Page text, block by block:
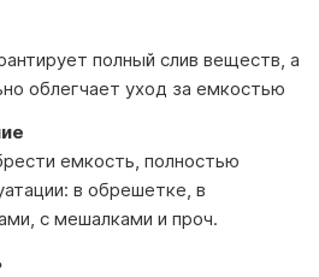
полный слив веществ, а
облегчает уход за емкостью
емкость, полностью
в обрешетке, в
с мешалками и проч.